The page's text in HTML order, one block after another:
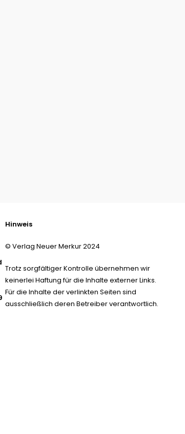
Hinweis
© Verlag Neuer Merkur 2024
Trotz sorgfältiger Kontrolle übernehmen wir
keinerlei Haftung für die Inhalte externer Links.
Für die Inhalte der verlinkten Seiten sind
ausschließlich deren Betreiber verantwortlich.